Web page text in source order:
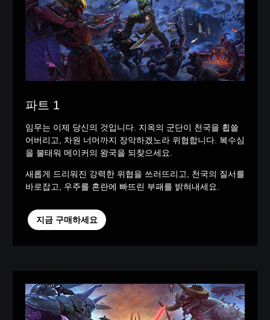
파트 1
임무는 이제 당신의 것입니다. 지옥의 군단이 천국을 휩쓸
어버리고, 차원 너머까지 장악하겠노라 위협합니다. 복수심
을 불태워 메이커의 왕국을 되찾으세요.
새롭게 드리워진 강력한 위협을 쓰러뜨리고, 천국의 질서를
바로잡고, 우주를 혼란에 빠뜨린 부패를 밝혀내세요.
지금 구매하세요